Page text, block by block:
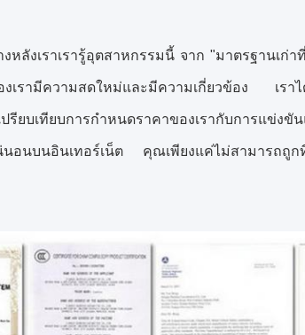
หลังเราเรารู้อุตสาหกรรมนี้ จาก "มาตรฐานเก่
เรามีความสดใหม่และมีความเกี่ยวข้อง เรา
ปรียบเทียบการกำหนดราคาของเรากับการแข่ง
อนบนอินเทอร์เน็ต คุณเพียงแค่ไม่สามารถถูก